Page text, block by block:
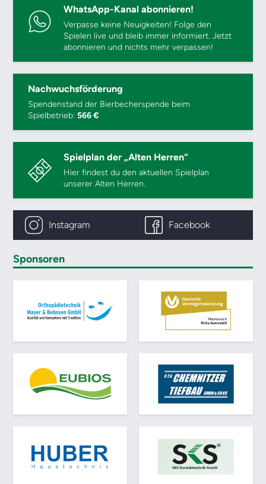
WhatsApp-Kanal abonnieren!
Verpasse keine Neuigkeiten! Folge den
Spielen live und bleib immer informiert. Jetzt
abonnieren und nichts mehr verpassen!
Nachwuchsförderung
Spendenstand der Bierbecherspende beim
Spielbetrieb:566 €
Spielplan der „Alten Herren“
Hier findest du den aktuellen Spielplan
unserer Alten Herren.
Instagram Facebook
Sponsoren